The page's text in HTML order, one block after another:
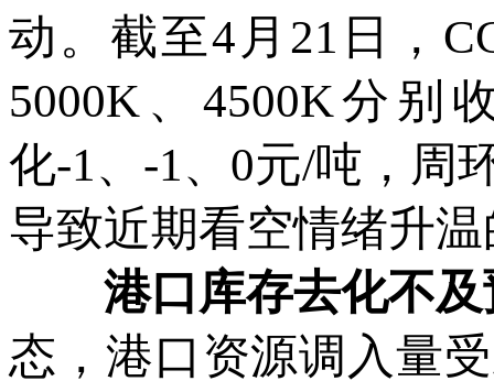
动。截至4月21日，
5000K、4500K分别
化-1、-1、0元/吨，周
导致近期看空情绪升
港口库存去化不
态，港口资源调入量